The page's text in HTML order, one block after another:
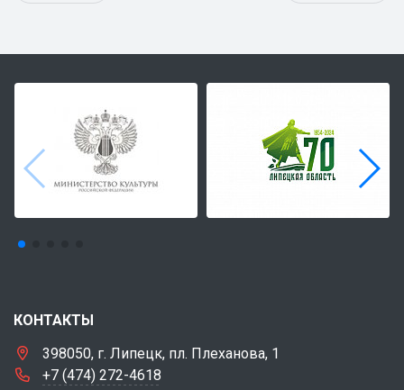
КОНТАКТЫ
398050, г. Липецк, пл. Плеханова, 1
+7 (474) 272-4618